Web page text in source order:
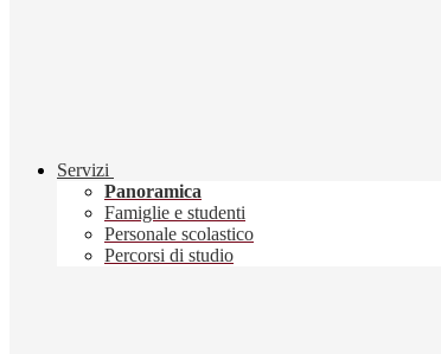
Servizi
Panoramica
Famiglie e studenti
Personale scolastico
Percorsi di studio